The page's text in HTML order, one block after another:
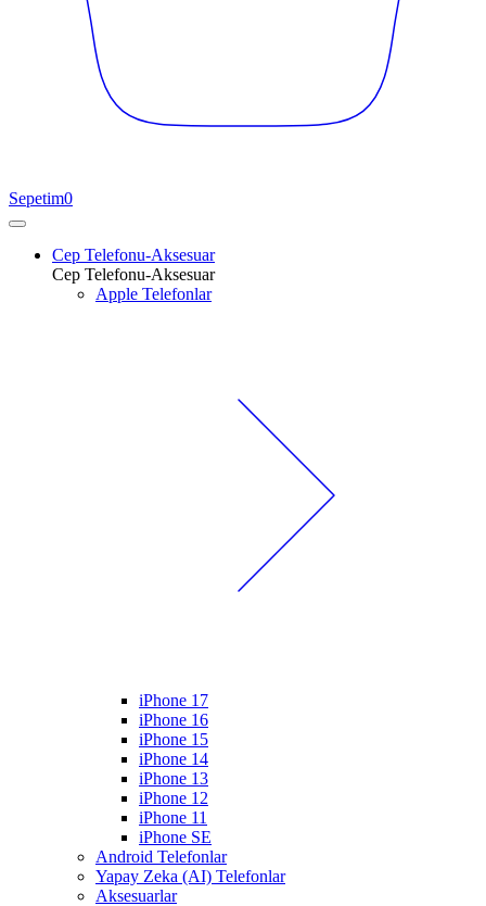
Sepetim0
Cep Telefonu-Aksesuar
Cep Telefonu-Aksesuar
Apple Telefonlar
iPhone 17
iPhone 16
iPhone 15
iPhone 14
iPhone 13
iPhone 12
iPhone 11
iPhone SE
Android Telefonlar
Yapay Zeka (AI) Telefonlar
Aksesuarlar